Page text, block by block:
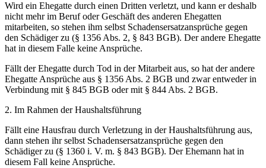
Wird ein Ehegatte durch einen Dritten verletzt, und kann er deshalb
nicht mehr im Beruf oder Geschäft des anderen Ehegatten
mitarbeiten, so stehen ihm selbst Schadensersatzansprüche gegen
den Schädiger zu (§ 1356 Abs. 2, § 843 BGB). Der andere Ehegatte
hat in diesem Falle keine Ansprüche.
Fällt der Ehegatte durch Tod in der Mitarbeit aus, so hat der andere
Ehegatte Ansprüche aus § 1356 Abs. 2 BGB und zwar entweder in
Verbindung mit § 845 BGB oder mit § 844 Abs. 2 BGB.
2. Im Rahmen der Haushaltsführung
Fällt eine Hausfrau durch Verletzung in der Haushaltsführung aus,
dann stehen ihr selbst Schadensersatzansprüche gegen den
Schädiger zu (§ 1360 i. V. m. § 843 BGB). Der Ehemann hat in
diesem Fall keine Ansprüche.